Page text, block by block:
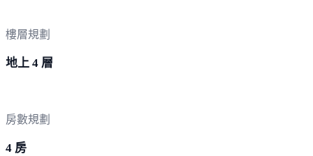
樓層規劃
地上 4 層
房數規劃
4 房